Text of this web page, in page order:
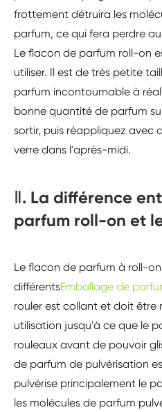
frottement détruira les
parfum, ce qui fera perdre
Le flacon de parfum roll-on
utiliser. Il est de très petite
parfum incontournable à
bonne quantité de parfum
sortir, puis réappliquez avec
verre dans l'après-midi.
Ⅱ. La différence
parfum roll-on et
Le flacon de parfum à roll-
différentsEmballage de
rouler est collant et doit être
utilisation jusqu'à ce que le
rouleaux avant de pouvoir
de parfum de pulvérisation
pulvérise principalement le
les molécules de parfum